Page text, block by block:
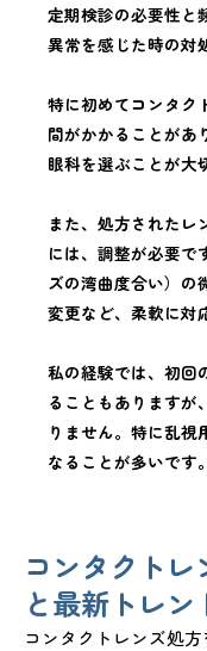
定期検診の必要性と
異常を感じた時の対
特に初めてコンタク
間がかかることがあ
眼科を選ぶことが大
また、処方された
には、調整が必要で
ズの湾曲度合い）の
変更など、柔軟に対
私の経験では、初回
ることもありますが
りません。特に乱視
なることが多いです。
コンタクト
と最新トレン
コンタクトレンズ処